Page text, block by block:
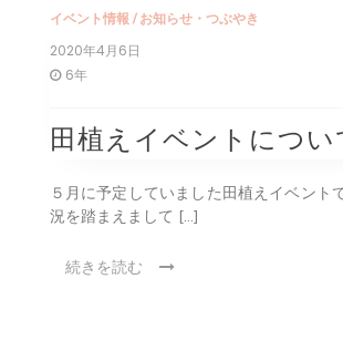
イベント情報 / お知らせ・つぶやき
2020年4月6日
6年
田植えイベントについ
５月に予定していました田植えイベント
況を踏まえまして […]
続きを読む